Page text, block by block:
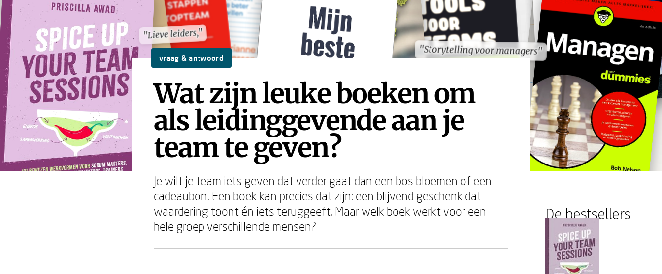
"Lieve leiders,"
"Storytelling voor managers"
"Lieve leiders,"
"Storytelling voor managers"
vraag & antwoord
Wat zijn leuke boeken om
als leidinggevende aan je
team te geven?
Je wilt je team iets geven dat verder gaat dan een bos bloemen of een
cadeaubon. Een boek kan precies dat zijn: een blijvend geschenk dat
waardering toont én iets teruggeeft. Maar welk boek werkt voor een
hele groep verschillende mensen?
De bestsellers